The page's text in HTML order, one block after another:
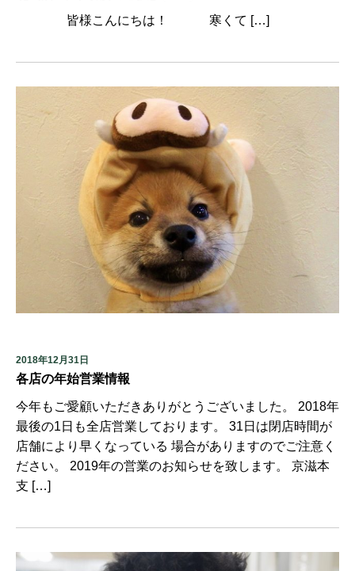
皆様こんにちは！ 寒くて […]
2018年12月31日
各店の年始営業情報
今年もご愛顧いただきありがとうございました。 2018年
最後の1日も全店営業しております。 31日は閉店時間が
店舗により早くなっている 場合がありますのでご注意く
ださい。 2019年の営業のお知らせを致します。 京滋本
支 […]